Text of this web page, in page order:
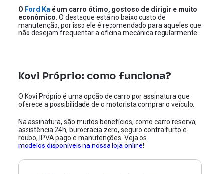
O Ford Ka é um carro ótimo, gostoso de dirigir e muito
econômico. O destaque está no baixo custo de
manutenção, por isso ele é recomendado para aqueles que
não desejam frequentar a oficina mecânica regularmente.
Kovi Próprio: como funciona?
O Kovi Próprio é uma opção de carro por assinatura que
oferece a possibilidade de o motorista comprar o veículo.
Na assinatura, são muitos benefícios, como carro reserva,
assistência 24h, burocracia zero, seguro contra furto e
roubo, IPVA pago e manutenções. Veja os
modelos disponíveis na nossa loja online!